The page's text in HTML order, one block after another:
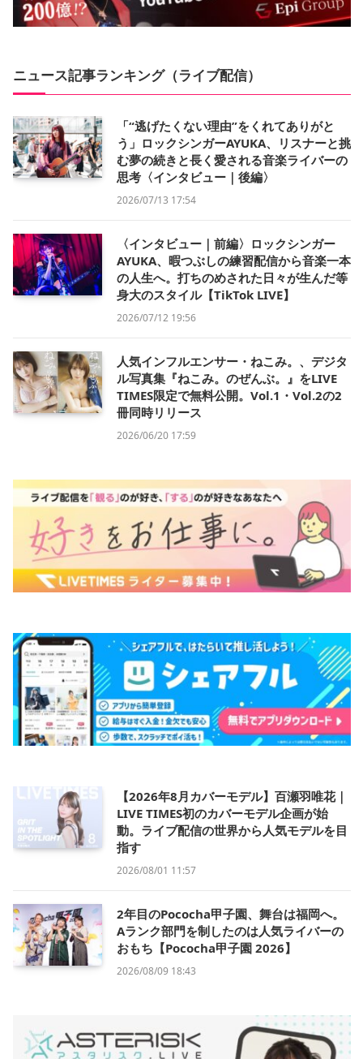
ニュース記事ランキング（ライブ配信）
「“逃げたくない理由”をくれてありがと
う」ロックシンガーAYUKA、リスナーと挑
む夢の続きと長く愛される音楽ライバーの
思考〈インタビュー｜後編〉
2026/07/13 17:54
〈インタビュー｜前編〉ロックシンガー
AYUKA、暇つぶしの練習配信から音楽一本
の人生へ。打ちのめされた日々が生んだ等
身大のスタイル【TikTok LIVE】
2026/07/12 19:56
人気インフルエンサー・ねこみ。、デジタ
ル写真集『ねこみ。のぜんぶ。』をLIVE
TIMES限定で無料公開。Vol.1・Vol.2の2
冊同時リリース
2026/06/20 17:59
【2026年8月カバーモデル】百瀬羽唯花｜
LIVE TIMES初のカバーモデル企画が始
動。ライブ配信の世界から人気モデルを目
指す
2026/08/01 11:57
2年目のPococha甲子園、舞台は福岡へ。
Aランク部門を制したのは人気ライバーの
おもち【Pococha甲子園 2026】
2026/08/09 18:43